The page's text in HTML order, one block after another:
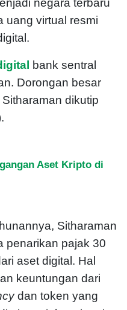
negara terbaru
uang virtual resmi
bank sentral
Dorongan besar
dikutip
Aset Kripto di
Sitharaman
penarikan pajak 30
aset digital. Hal
keuntungan dari
dan token yang